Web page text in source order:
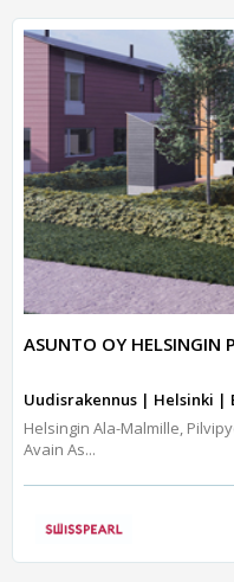
ASUNTO OY HELSINGIN
Uudisrakennus | Helsinki |
Helsingin Ala-Malmille,
Avain As...